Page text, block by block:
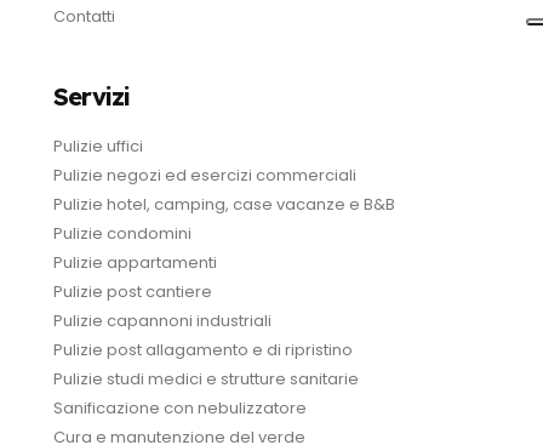
Contatti
Servizi
Pulizie uffici
Pulizie negozi ed esercizi commerciali
Pulizie hotel, camping, case vacanze e B&B
Pulizie condomini
Pulizie appartamenti
Pulizie post cantiere
Pulizie capannoni industriali
Pulizie post allagamento e di ripristino
Pulizie studi medici e strutture sanitarie
Sanificazione con nebulizzatore
Cura e manutenzione del verde